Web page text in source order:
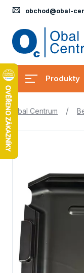
Produkty
obchod@obal-
Obal Centrum /